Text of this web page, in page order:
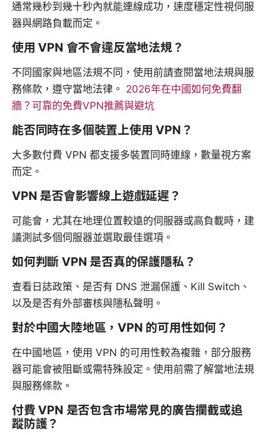
通常幾秒到幾十秒內就能連線成功，速度穩定性視伺服
器與網路負載而定。
使用 VPN 會不會違反當地法規？
不同國家與地區法規不同，使用前請查閱當地法規與服
務條款，遵守當地法律。 2026年在中國如何免費翻
牆？可靠的免費VPN推薦與避坑
能否同時在多個裝置上使用 VPN？
大多數付費 VPN 都支援多裝置同時連線，數量視方案
而定。
VPN 是否會影響線上遊戲延遲？
可能會，尤其在地理位置較遠的伺服器或高負載時，建
議測試多個伺服器並選取最佳選項。
如何判斷 VPN 是否真的保護隱私？
查看日誌政策、是否有 DNS 泄漏保護、Kill Switch、
以及是否有外部審核與隱私聲明。
對於中國大陸地區，VPN 的可用性如何？
在中國地區，使用 VPN 的可用性較為複雜，部分服務
器可能會被阻斷或需特殊設定。使用前需了解當地法規
與服務條款。
付費 VPN 是否包含市場常見的廣告攔截或追
蹤防護？